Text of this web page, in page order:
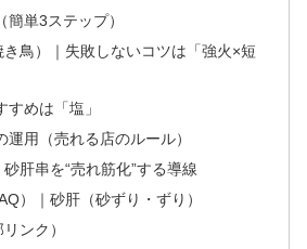
単3ステップ）
鳥）｜失敗しないコツは「強火×短
めは「塩」
運用（売れる店のルール）
肝串を“売れ筋化”する導線
）｜砂肝（砂ずり・ずり）
ンク）